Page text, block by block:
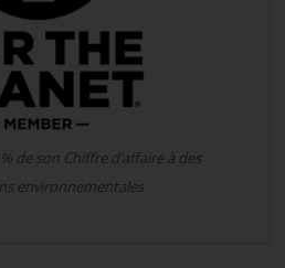
de son Chiffre d’affaire à des
environnementales